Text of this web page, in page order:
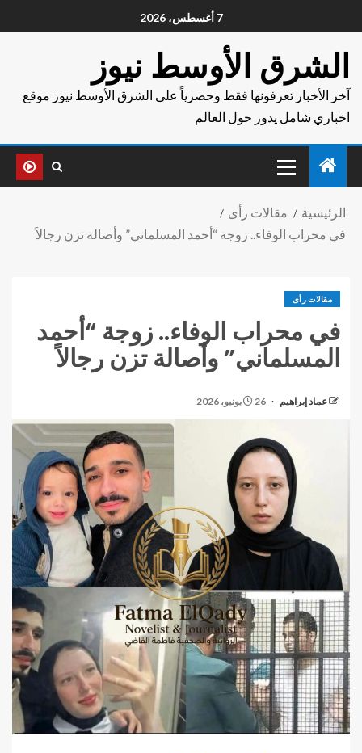
7 أغسطس، 2026
الشرق الأوسط نيوز
آخر الأخبار تعرفونها فقط وحصرياً على الشرق الأوسط نيوز موقع
اخباري شامل يدور حول العالم
الرئيسية
مقالات رأى
في محراب الوفاء.. زوجة “أحمد المسلماني” وأصالة تزن رجالاً
مقالات رأى
في محراب الوفاء.. زوجة “أحمد
المسلماني” وأصالة تزن رجالاً
عماد إبراهيم 26 يونيو، 2026